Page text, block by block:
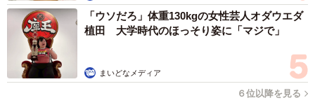
「ウソだろ」体重130kgの女性芸人オダウエダ
植田 大学時代のほっそり姿に「マジで」
まいどなメディア
６位以降を見る